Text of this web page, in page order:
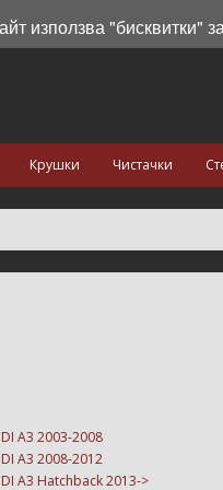
Крушки Чистачки
A3 2003-2008
A3 2008-2012
A3 Hatchback 2013->
използва "бисквитки"